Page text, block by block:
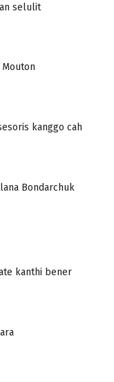
selulit
kanggo cah
Bondarchuk
kanthi bener